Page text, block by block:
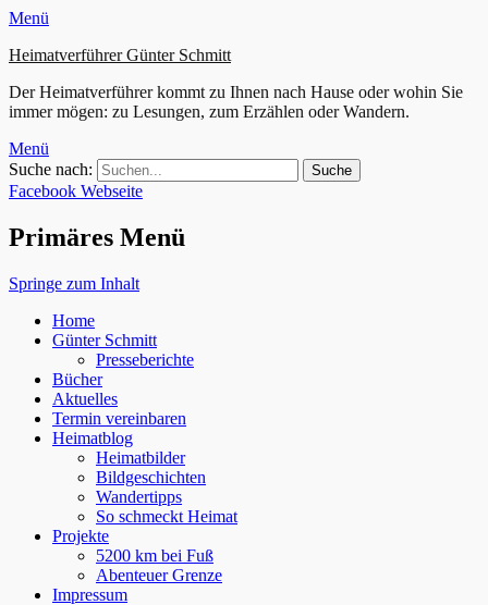
Menü
Heimatverführer Günter Schmitt
Der Heimatverführer kommt zu Ihnen nach Hause oder wohin Sie
immer mögen: zu Lesungen, zum Erzählen oder Wandern.
Menü
Suche nach:
Facebook Webseite
Primäres Menü
Springe zum Inhalt
Home
Günter Schmitt
Presseberichte
Bücher
Aktuelles
Termin vereinbaren
Heimatblog
Heimatbilder
Bildgeschichten
Wandertipps
So schmeckt Heimat
Projekte
5200 km bei Fuß
Abenteuer Grenze
Impressum